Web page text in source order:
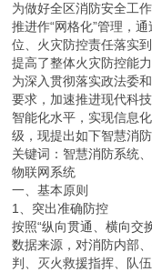
为做好全区消防安全工
推进作“网格化”管理，
位、火灾防控责任落实
提高了整体火灾防控能
为深入贯彻落实政法委
要求，加速推进现代科
智能化水平，实现信息
级，现提出如下智慧消防
关键词：智慧消防系统
物联网系统
一、基本原则
1、突出准确防控
按照“纵向贯通、横向交
数据来源，对消防内部
判、灭火救援指挥、队